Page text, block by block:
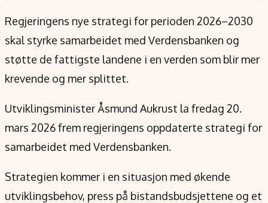
Etiske retningslinjer
Verdensnyheter
Alt om penger på engelsk
Regjeringens nye strategi for perioden 2026–2030
skal styrke samarbeidet med Verdensbanken og
støtte de fattigste landene i en verden som blir mer
krevende og mer splittet.
Utviklingsminister Åsmund Aukrust la fredag 20.
mars 2026 frem regjeringens oppdaterte strategi for
samarbeidet med Verdensbanken.
Strategien kommer i en situasjon med økende
utviklingsbehov, press på bistandsbudsjettene og et